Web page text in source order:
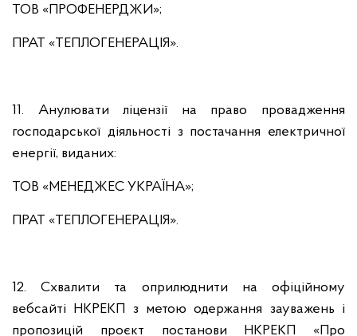
ТОВ «ПРОФЕНЕРДЖИ»;
ПРАТ «ТЕПЛОГЕНЕРАЦІЯ».
11. Анулювати ліцензії на право провадження
господарської діяльності з постачання електричної
енергії, виданих:
ТОВ «МЕНЕДЖЕС УКРАЇНА»;
ПРАТ «ТЕПЛОГЕНЕРАЦІЯ».
12. Схвалити та оприлюднити на офіційному
вебсайті НКРЕКП з метою одержання зауважень і
пропозицій проєкт постанови НКРЕКП «Про